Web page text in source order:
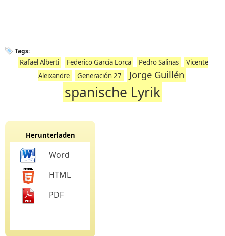
Tags:
Rafael Alberti Federico García Lorca Pedro Salinas
Vicente
Aleixandre
Generación 27 Jorge Guillén
spanische Lyrik
Herunterladen
Word
HTML
PDF